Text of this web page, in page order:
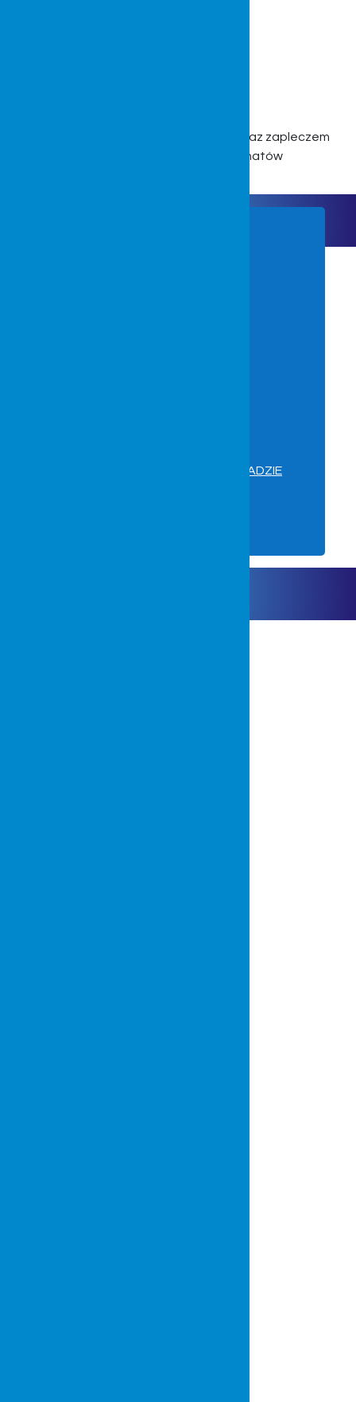
Dysponujemy nowoczesną lakiernią oraz zapleczem
technicznym do realizacji laminatów
WYGODNIE I BEZPIECZNIE W SADZIE